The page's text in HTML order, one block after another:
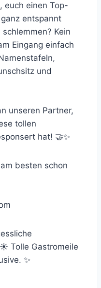
euch einen Top-
entspannt
Kein
Eingang einfach
und
unseren Partner,
tollen
hat! 🤝✨
besten schon
Tolle Gastromeile
✨